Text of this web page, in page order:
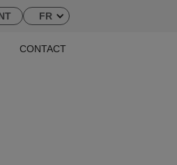
FR
CONTACT